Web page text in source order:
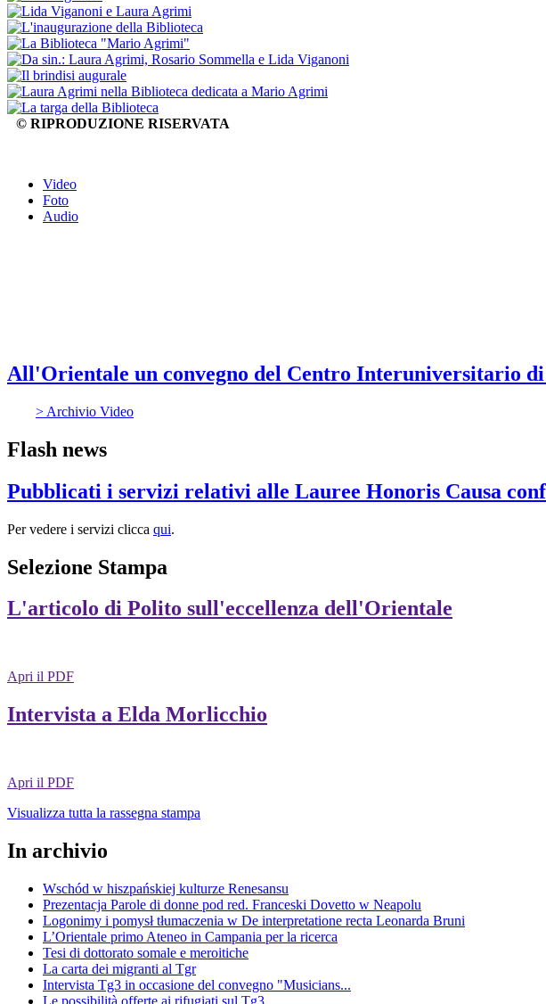
© RIPRODUZIONE RISERVATA
Video
Foto
Audio
All'Orientale un convegno del Centro Interuniversitario
> Archivio Video
Flash news
Pubblicati i servizi relativi alle Lauree Honoris Causa
Per vedere i servizi clicca qui.
Selezione Stampa
L'articolo di Polito sull'eccellenza dell'Orientale
Apri il PDF
Intervista a Elda Morlicchio
Apri il PDF
Visualizza tutta la rassegna stampa
In archivio
Wschód w hiszpańskiej kulturze Renesansu
Prezentacja Parole di donne pod red. Franceski Dovetto w Neapolu
Logonimy i pomysł tłumaczenia w De interpretatione recta Leonarda Bruni
L’Orientale primo Ateneo in Campania per la ricerca
Tesi di dottorato somale e meroitiche
La carta dei migranti al Tgr
Intervista Tg3 in occasione del convegno "Musicians...
Le possibilità offerte ai rifugiati sul Tg3